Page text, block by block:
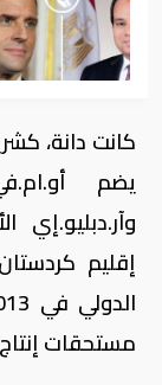
كانت دانة،
يضم
إقليم
مستحقات